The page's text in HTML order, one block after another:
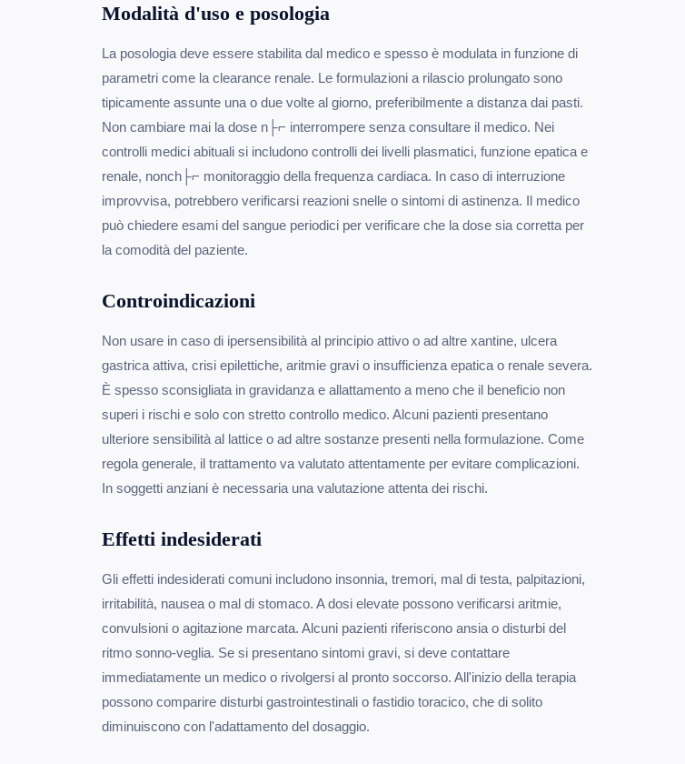
Modalità d'uso e posologia
La posologia deve essere stabilita dal medico e spesso è modulata in funzione di
parametri come la clearance renale. Le formulazioni a rilascio prolungato sono
tipicamente assunte una o due volte al giorno, preferibilmente a distanza dai pasti.
Non cambiare mai la dose n├⌐ interrompere senza consultare il medico. Nei
controlli medici abituali si includono controlli dei livelli plasmatici, funzione epatica e
renale, nonch├⌐ monitoraggio della frequenza cardiaca. In caso di interruzione
improvvisa, potrebbero verificarsi reazioni snelle o sintomi di astinenza. Il medico
può chiedere esami del sangue periodici per verificare che la dose sia corretta per
la comodità del paziente.
Controindicazioni
Non usare in caso di ipersensibilità al principio attivo o ad altre xantine, ulcera
gastrica attiva, crisi epilettiche, aritmie gravi o insufficienza epatica o renale severa.
È spesso sconsigliata in gravidanza e allattamento a meno che il beneficio non
superi i rischi e solo con stretto controllo medico. Alcuni pazienti presentano
ulteriore sensibilità al lattice o ad altre sostanze presenti nella formulazione. Come
regola generale, il trattamento va valutato attentamente per evitare complicazioni.
In soggetti anziani è necessaria una valutazione attenta dei rischi.
Effetti indesiderati
Gli effetti indesiderati comuni includono insonnia, tremori, mal di testa, palpitazioni,
irritabilità, nausea o mal di stomaco. A dosi elevate possono verificarsi aritmie,
convulsioni o agitazione marcata. Alcuni pazienti riferiscono ansia o disturbi del
ritmo sonno-veglia. Se si presentano sintomi gravi, si deve contattare
immediatamente un medico o rivolgersi al pronto soccorso. All'inizio della terapia
possono comparire disturbi gastrointestinali o fastidio toracico, che di solito
diminuiscono con l'adattamento del dosaggio.